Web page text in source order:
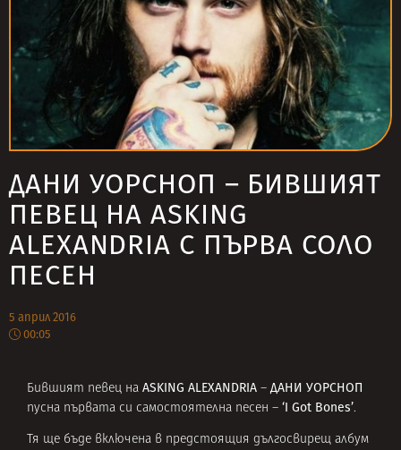
ДАНИ УОРСНОП – БИВШИЯТ
ПЕВЕЦ НА ASKING
ALEXANDRIA С ПЪРВА СОЛО
ПЕСЕН
5 април 2016
00:05
Бившият певец на ASKING ALEXANDRIA – ДАНИ УОРСНОП
пусна първата си самостоятелна песен – ‘I Got Bones’.
Тя ще бъде включена в предстоящия дългосвирещ албум